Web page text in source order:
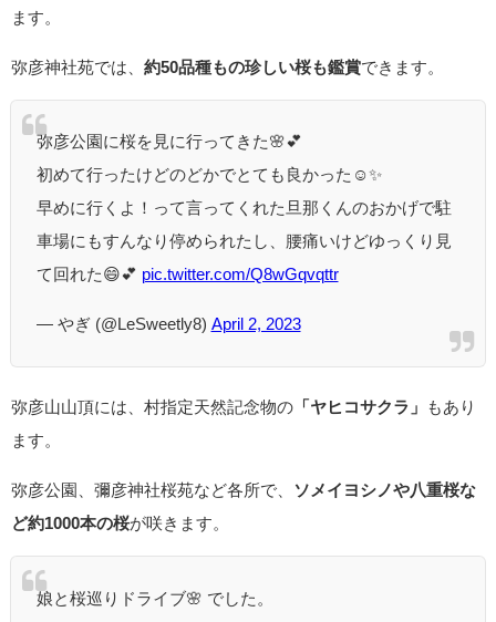
ます。
弥彦神社苑では、 約50品種もの珍しい桜も鑑賞できます。
弥彦公園に桜を見に行ってきた🌸💕
初めて行ったけどのどかでとても良かった☺️✨
早めに行くよ！って言ってくれた旦那くんのおかげで駐
車場にもすんなり停められたし、腰痛いけどゆっくり見
て回れた😄💕 pic.twitter.com/Q8wGqvqttr
— やぎ (@LeSweetly8) April 2, 2023
弥彦山山頂には、村指定天然記念物の 「ヤヒコサクラ」
もあり
ます。
弥彦公園、彌彦神社桜苑など各所で、
ソメイヨシノや八重桜な
ど約1000本の桜が咲きます。
娘と桜巡りドライブ🌸 でした。